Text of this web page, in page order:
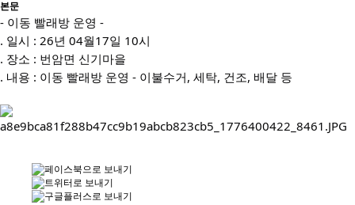
비전 및 연혁
조직도
주요사업/협력사업
자원봉사란?
본문
- 이동 빨래방 운영 -
. 일시 : 26년 04월17일 10시
. 장소 : 번암면 신기마을
. 내용 : 이동 빨래방 운영 - 이불수거, 세탁, 건조, 배달 등